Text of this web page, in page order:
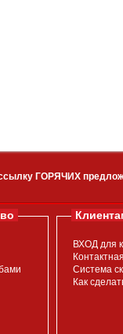
ГОРЯЧИХ
ВХОД для
Система
Как